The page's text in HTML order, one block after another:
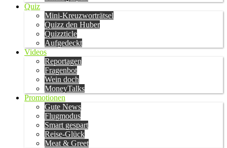
Quiz
Mini-Kreuzworträtsel
Quizz den Huber
Quizzticle
Aufgedeckt
Videos
Reportagen
Fragenbot
Wein doch
MoneyTalks
Promotionen
Gute News
Flugmodus
Smart gespart
Reise-Glück
Meat & Greet